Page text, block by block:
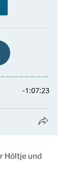
Höltje und